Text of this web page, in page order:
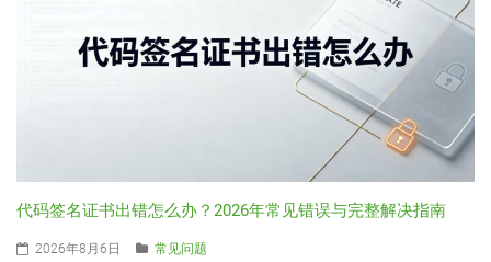
代码签名证书出错怎么办？2026年常见错误与完整解决指南
2026年8月6日 常见问题